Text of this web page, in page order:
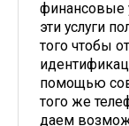
финансовые
эти услуги
того чтобы
помощью
того же
даем